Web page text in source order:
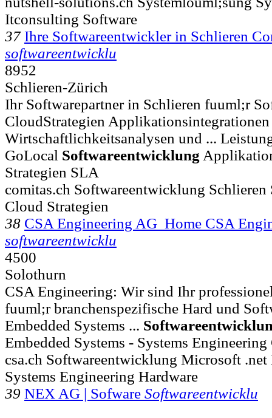
Itconsulting Software
37 Ihre Softwareentwickler in Schlieren
softwareentwicklu
8952
Schlieren-Zürich
Ihr Softwarepartner in Schlieren fuuml;r
CloudStrategien
Wirtschaftlichkeitsanalysen und ...
GoLocal Softwareentwicklung
Strategien SLA
comitas.ch Softwareentwicklung
Cloud Strategien
38 CSA Engineering AG Home CSA
softwareentwicklu
4500
Solothurn
CSA Engineering: Wir sind Ihr
fuuml;r branchenspezifische Hard und
Embedded Systems ...
Embedded Systems - Systems
csa.ch Softwareentwicklung Microsoft .net
Systems Engineering Hardware
39 NEX AG | Sofware Softwareentwicklu